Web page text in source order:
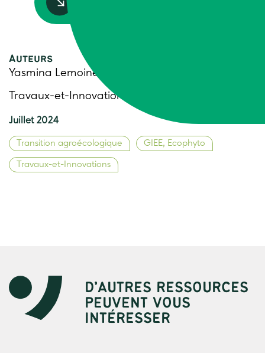
Auteurs
Yasmina Lemoine, Trame
Travaux-et-Innovations n°305
Juillet 2024
Transition agroécologique GIEE, Ecophyto
Travaux-et-Innovations
D’AUTRES RESSOURCES
PEUVENT VOUS
INTÉRESSER